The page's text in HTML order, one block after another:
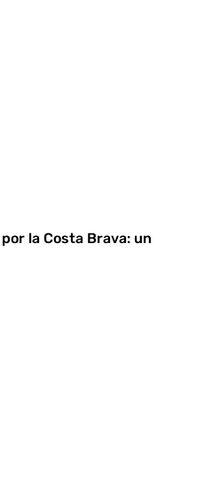
la Costa Brava: un